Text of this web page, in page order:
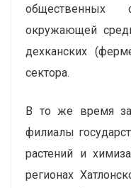
общественных
окружающей
дехканских
сектора.
В то же время
филиалы
растений и
регионах